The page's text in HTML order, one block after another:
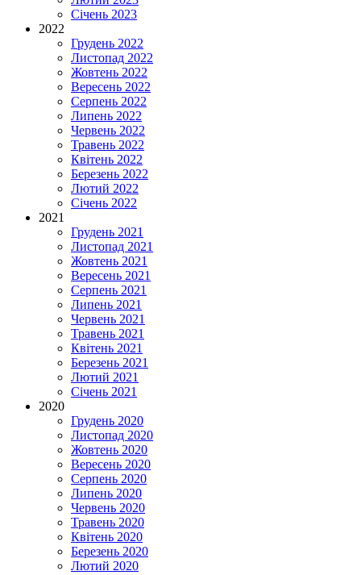
Січень 2023
2022
Грудень 2022
Листопад 2022
Жовтень 2022
Вересень 2022
Серпень 2022
Липень 2022
Червень 2022
Травень 2022
Квітень 2022
Березень 2022
Лютий 2022
Січень 2022
2021
Грудень 2021
Листопад 2021
Жовтень 2021
Вересень 2021
Серпень 2021
Липень 2021
Червень 2021
Травень 2021
Квітень 2021
Березень 2021
Лютий 2021
Січень 2021
2020
Грудень 2020
Листопад 2020
Жовтень 2020
Вересень 2020
Серпень 2020
Липень 2020
Червень 2020
Травень 2020
Квітень 2020
Березень 2020
Лютий 2020